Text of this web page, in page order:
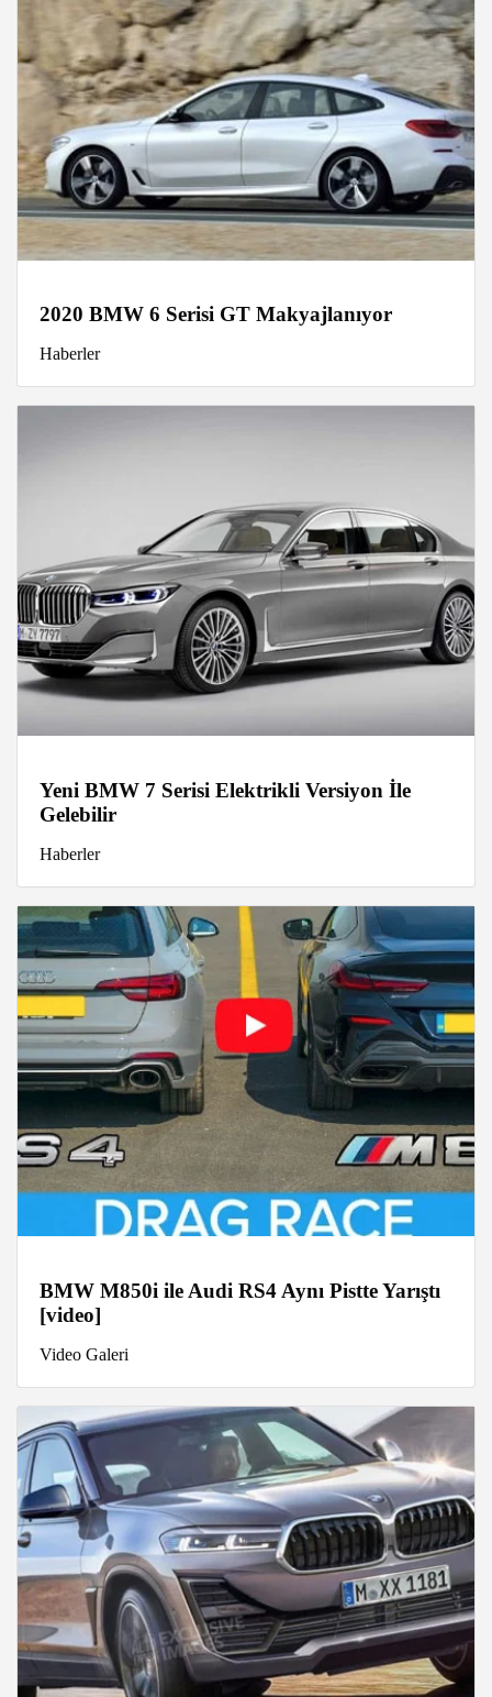
2020 BMW 6 Serisi GT Makyajlanıyor
Haberler
Yeni BMW 7 Serisi Elektrikli Versiyon İle
Gelebilir
Haberler
BMW M850i ile Audi RS4 Aynı Pistte Yarıştı
[video]
Video Galeri